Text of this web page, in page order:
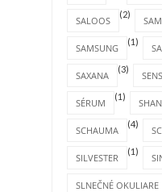
SALOOS
(2)
SAMSUNG
(1)
SAXANA
(3)
SÉRUM
(1)
SCHAUMA
(4)
SILVESTER
(1)
SLNEČNÉ OKULIARE